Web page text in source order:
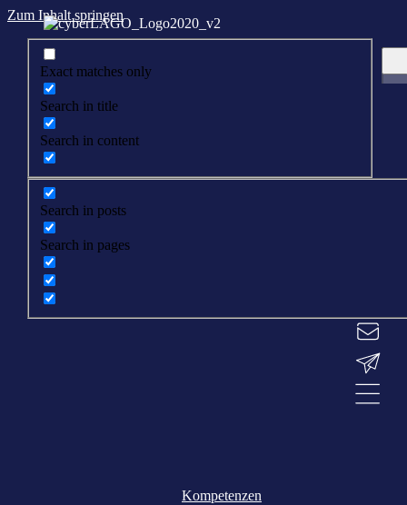
Zum Inhalt springen
Exact matches only
Search in title
Search in content
Search in posts
Search in pages
Kompetenzen